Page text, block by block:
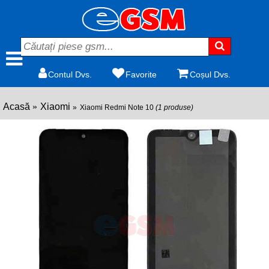
Contul Dvs. Favorite Coșul Dvs.
Acasă Xiaomi Xiaomi Redmi Note 10 (1 produse)